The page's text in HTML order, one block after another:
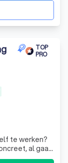
TOP
PRO
te werken?
al gaan
is exclusief